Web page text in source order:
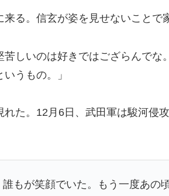
る。信玄が姿を見せないことで
苦しいのは好きではござらんで
うもの。」
れた。12月6日、武田軍は駿河侵
もが笑顔でいた。もう一度あの